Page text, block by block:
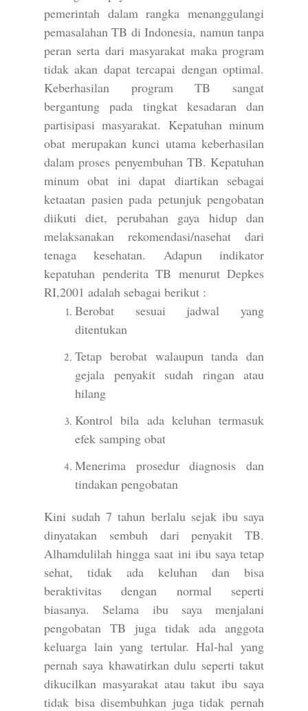
pemerintah dalam rangka menanggulangi
pemasalahan TB di Indonesia, namun tanpa
peran serta dari masyarakat maka program
tidak akan dapat tercapai dengan optimal.
Keberhasilan program TB sangat
bergantung pada tingkat kesadaran dan
partisipasi masyarakat. Kepatuhan minum
obat merupakan kunci utama keberhasilan
dalam proses penyembuhan TB. Kepatuhan
minum obat ini dapat diartikan sebagai
ketaatan pasien pada petunjuk pengobatan
diikuti diet, perubahan gaya hidup dan
melaksanakan rekomendasi/nasehat dari
tenaga kesehatan. Adapun indikator
kepatuhan penderita TB menurut Depkes
RI,2001 adalah sebagai berikut :
Berobat sesuai jadwal yang
ditentukan
Tetap berobat walaupun tanda dan
gejala penyakit sudah ringan atau
hilang
Kontrol bila ada keluhan termasuk
efek samping obat
Menerima prosedur diagnosis dan
tindakan pengobatan
Kini sudah 7 tahun berlalu sejak ibu saya
dinyatakan sembuh dari penyakit TB.
Alhamdulilah hingga saat ini ibu saya tetap
sehat, tidak ada keluhan dan bisa
beraktivitas dengan normal seperti
biasanya. Selama ibu saya menjalani
pengobatan TB juga tidak ada anggota
keluarga lain yang tertular. Hal-hal yang
pernah saya khawatirkan dulu seperti takut
dikucilkan masyarakat atau takut ibu saya
tidak bisa disembuhkan juga tidak pernah